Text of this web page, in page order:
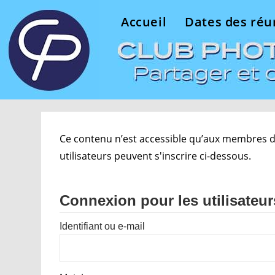
Accueil Dates des
Ce contenu n’est accessible qu’aux
utilisateurs peuvent s'inscrire ci-dessous.
Connexion pour les
Identifiant ou e-mail